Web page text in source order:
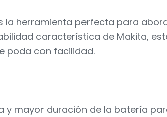
la herramienta perfecta para
característica de Makita,
poda con facilidad.
y mayor duración de la batería